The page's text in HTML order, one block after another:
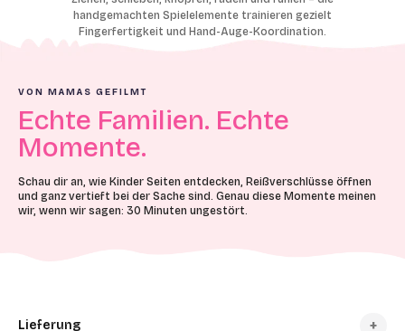
handgemachten Spielelemente trainieren gezielt
Fingerfertigkeit und Hand-Auge-Koordination.
VON MAMAS GEFILMT
Echte Familien. Echte
Momente.
Schau dir an, wie Kinder Seiten entdecken, Reißverschlüsse öffnen
und ganz vertieft bei der Sache sind. Genau diese Momente meinen
wir, wenn wir sagen: 30 Minuten ungestört.
Lieferung